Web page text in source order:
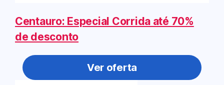
Centauro: Especial Corrida até 70%
de desconto
Ver oferta